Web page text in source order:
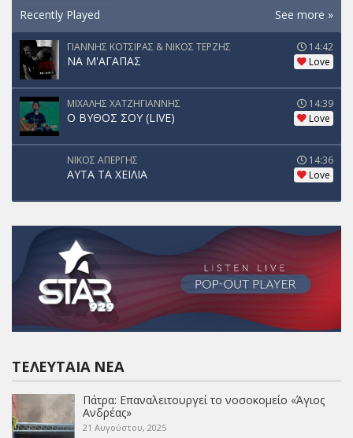
Recently Played See more »
ΓΙΑΝΝΗΣ ΚΟΤΣΙΡΑΣ & ΝΙΚΟΣ ΤΕΡΖΗΣ
ΝΑ Μ'ΑΓΑΠΑΣ
14:42
Love
ΜΙΧΑΛΗΣ ΧΑΤΖΗΓΙΑΝΝΗΣ
Ο ΒΥΘΟΣ ΣΟΥ (LIVE)
14:39
Love
ΝΙΚΟΣ ΑΠΕΡΓΗΣ
ΑΥΤΑ ΤΑ ΧΕΙΛΙΑ
14:36
Love
ΤΕΛΕΥΤΑΊΑ ΝΈΑ
Πάτρα: Επαναλειτουργεί το νοσοκομείο «Άγιος
Ανδρέας»
21 Αυγούστου, 2025